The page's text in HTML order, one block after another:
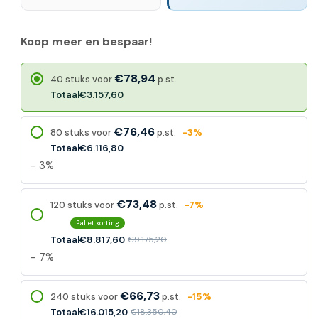
Koop meer en bespaar!
40 stuks voor€78,94 p.st.
Totaal€3.157,60
80 stuks voor€76,46p.st.
-3%
Totaal€6.116,80
- 3%
120 stuks voor€73,48p.st. -7%
Pallet korting
Totaal€8.817,60 €9.175,20
- 7%
240 stuks voor€66,73p.st.
-15%
Totaal€16.015,20 €18.350,40